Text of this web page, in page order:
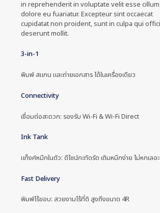
in reprehenderit in voluptate velit esse cillum
dolore eu fuariatur. Excepteur sint occaecat
cupidatat non proident, sunt in culpa qui
deserunt mollit.
3-in-1
พิมพ์ สแกน และถ่ายเอกสาร ได้ในเครื่องเดียว
Connectivity
เชื่อมต่อสะดวก: รองรับ Wi-Fi & Wi-Fi Direct
Ink Tank
แท็งค์หมึกในตัว: ดีไซน์กะทัดรัด เติมหมึกง่าย ไม่หกเลอะ
Fast Delivery
พิมพ์ไร้ขอบ: สวยงามไร้ที่ติ สูงถึงขนาด 4R